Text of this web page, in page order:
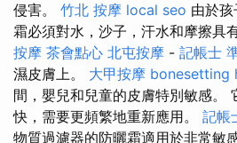
侵害。 竹北 按摩 local seo 由於
霜必須對水，沙子，汗水和摩擦具
按摩 茶會點心 北屯按摩 - 記帳士
濕皮膚上。 大甲按摩 bonesetting
間，嬰兒和兒童的皮膚特別敏感。
快，需要更頻繁地重新應用。 記帳
物質過濾器的防曬霜適用於非常敏